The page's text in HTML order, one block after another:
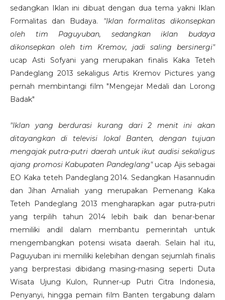
sedangkan Iklan ini dibuat dengan dua tema yakni Iklan
Formalitas dan Budaya. "Iklan formalitas dikonsepkan
oleh tim Paguyuban, sedangkan iklan budaya
dikonsepkan oleh tim Kremov, jadi saling bersinergi"
ucap Asti Sofyani yang merupakan finalis Kaka Teteh
Pandeglang 2013 sekaligus Artis Kremov Pictures yang
pernah membintangi film "Mengejar Medali dan Lorong
Badak"
"Iklan yang berdurasi kurang dari 2 menit ini akan
ditayangkan di televisi lokal Banten, dengan tujuan
mengajak putra-putri daerah untuk ikut audisi sekaligus
ajang promosi Kabupaten Pandeglang" ucap Ajis sebagai
EO Kaka teteh Pandeglang 2014. Sedangkan Hasannudin
dan Jihan Amaliah yang merupakan Pemenang Kaka
Teteh Pandeglang 2013 mengharapkan agar putra-putri
yang terpilih tahun 2014 lebih baik dan benar-benar
memiliki andil dalam membantu pemerintah untuk
mengembangkan potensi wisata daerah. Selain hal itu,
Paguyuban ini memiliki kelebihan dengan sejumlah finalis
yang berprestasi dibidang masing-masing seperti Duta
Wisata Ujung Kulon, Runner-up Putri Citra Indonesia,
Penyanyi, hingga pemain film Banten tergabung dalam